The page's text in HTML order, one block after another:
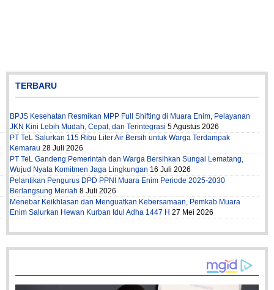
TERBARU
BPJS Kesehatan Resmikan MPP Full Shifting di Muara Enim, Pelayanan
JKN Kini Lebih Mudah, Cepat, dan Terintegrasi 5 Agustus 2026
PT TeL Salurkan 115 Ribu Liter Air Bersih untuk Warga Terdampak
Kemarau 28 Juli 2026
PT TeL Gandeng Pemerintah dan Warga Bersihkan Sungai Lematang,
Wujud Nyata Komitmen Jaga Lingkungan 16 Juli 2026
Pelantikan Pengurus DPD PPNI Muara Enim Periode 2025-2030
Berlangsung Meriah 8 Juli 2026
Menebar Keikhlasan dan Menguatkan Kebersamaan, Pemkab Muara
Enim Salurkan Hewan Kurban Idul Adha 1447 H 27 Mei 2026